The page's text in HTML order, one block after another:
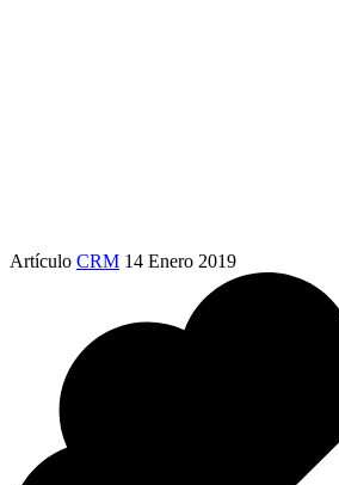
Artículo CRM 14 Enero 2019